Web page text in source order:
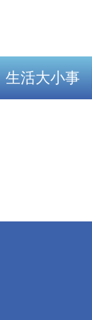
生活大小事